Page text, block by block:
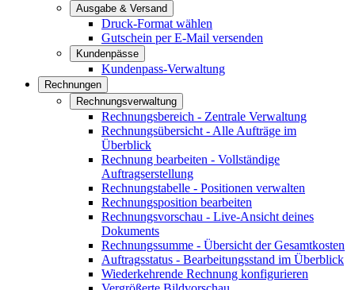
Ausgabe & Versand
Druck-Format wählen
Gutschein per E-Mail versenden
Kundenpässe
Kundenpass-Verwaltung
Rechnungen
Rechnungsverwaltung
Rechnungsbereich - Zentrale Verwaltung
Rechnungsübersicht - Alle Aufträge im
Überblick
Rechnung bearbeiten - Vollständige
Auftragserstellung
Rechnungstabelle - Positionen verwalten
Rechnungsposition bearbeiten
Rechnungsvorschau - Live-Ansicht deines
Dokuments
Rechnungssumme - Übersicht der Gesamtkosten
Auftragsstatus - Bearbeitungsstand im Überblick
Wiederkehrende Rechnung konfigurieren